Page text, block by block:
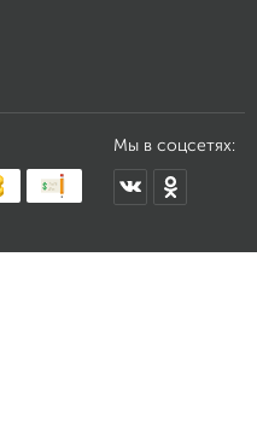
Мы в соцсетях: